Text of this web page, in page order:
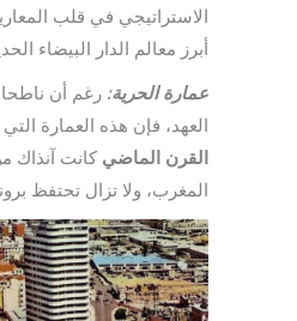
الاستراتيجي في قلب
أبرز معالم الدار البيضاء
عمارة الحرية: رغم أن
العهد، فإن هذه العمارة التي
القرن الماضي كانت آنذاك
المغرب، ولا تزال تحتفظ